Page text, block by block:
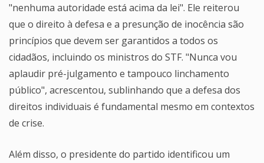
"nenhuma autoridade está acima da lei". Ele reiterou
que o direito à defesa e a presunção de inocência são
princípios que devem ser garantidos a todos os
cidadãos, incluindo os ministros do STF. "Nunca vou
aplaudir pré-julgamento e tampouco linchamento
público", acrescentou, sublinhando que a defesa dos
direitos individuais é fundamental mesmo em contextos
de crise.
Além disso, o presidente do partido identificou um